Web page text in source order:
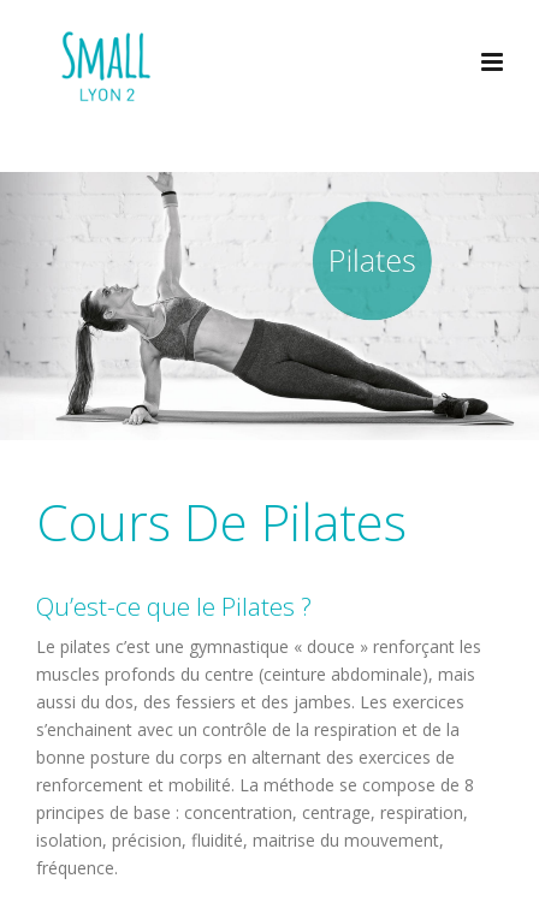
Cours De Pilates
Qu’est-ce que le Pilates ?
Le pilates c’est une gymnastique « douce » renforçant les
muscles profonds du centre (ceinture abdominale), mais
aussi du dos, des fessiers et des jambes. Les exercices
s’enchainent avec un contrôle de la respiration et de la
bonne posture du corps en alternant des exercices de
renforcement et mobilité. La méthode se compose de 8
principes de base : concentration, centrage, respiration,
isolation, précision, fluidité, maitrise du mouvement,
fréquence.